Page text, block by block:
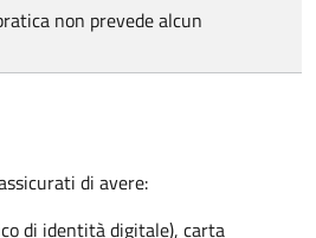
non prevede alcun
di avere:
di identità digitale), carta